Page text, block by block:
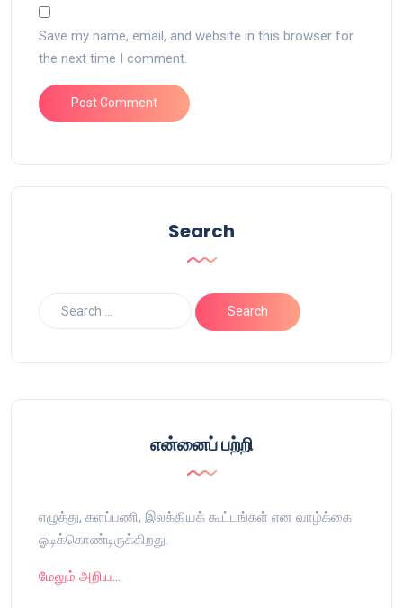
Save my name, email, and website in this browser for
the next time I comment.
Search
என்னைப் பற்றி
எழுத்து, களப்பணி, இலக்கியக் கூட்டங்கள் என வாழ்க்கை
ஓடிக்கொண்டிருக்கிறது.
மேலும் அறிய…